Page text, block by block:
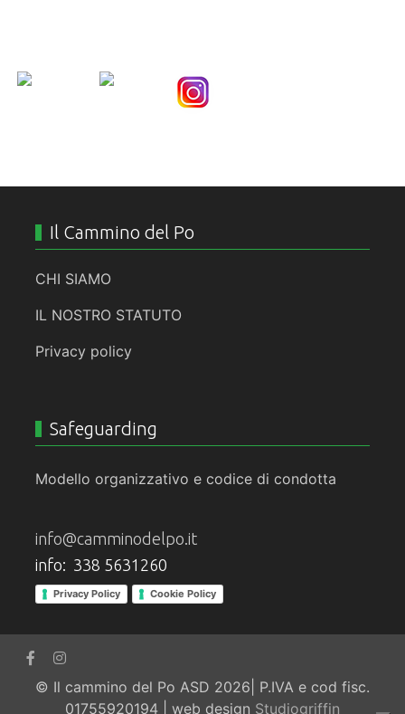
Il Cammino del Po
CHI SIAMO
IL NOSTRO STATUTO
Privacy policy
Safeguarding
Modello organizzativo e codice di condotta
info@camminodelpo.it
info: 338 5631260
Privacy Policy Cookie Policy
© Il cammino del Po ASD 2026| P.IVA e cod fisc.
01755920194 | web design Studiogriffin